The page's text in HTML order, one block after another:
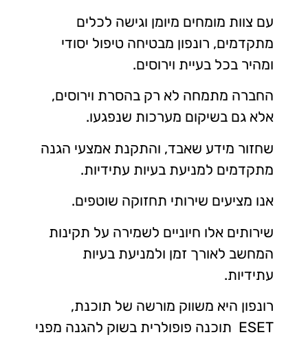
עם צוות מומחים מיומן וגישה לכלים
מתקדמים, רונפון מבטיחה טיפול יסודי
ומהיר בכל בעיית וירוסים.
החברה מתמחה לא רק בהסרת וירוסים,
אלא גם בשיקום מערכות שנפגעו.
שחזור מידע שאבד, והתקנת אמצעי הגנה
מתקדמים למניעת בעיות עתידיות.
אנו מציעים שירותי תחזוקה שוטפים.
שירותים אלו חיוניים לשמירה על תקינות
המחשב לאורך זמן ולמניעת בעיות
עתידיות.
רונפון היא משווק מורשה של תוכנת,
ESET תוכנה פופולרית בשוק להגנה מפני